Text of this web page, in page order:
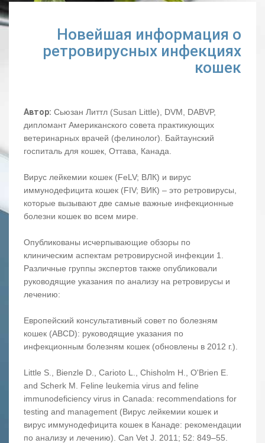
Новейшая информация о
ретровирусных инфекциях
кошек
Автор: Сьюзан Литтл (Susan Little), DVM, DABVP,
дипломант Американского совета практикующих
ветеринарных врачей (фелинолог). Байтаунский
госпиталь для кошек, Оттава, Канада.
Вирус лейкемии кошек (FeLV; ВЛК) и вирус
иммунодефицита кошек (FIV; ВИК) – это ретровирусы,
которые вызывают две самые важные инфекционные
болезни кошек во всем мире.
Опубликованы исчерпывающие обзоры по
клиническим аспектам ретровирусной инфекции 1.
Различные группы экспертов также опубликовали
руководящие указания по анализу на ретровирусы и
лечению:
Европейский консультативный совет по болезням
кошек (ABCD): руководящие указания по
инфекционным болезням кошек (обновлены в 2012 г.).
Little S., Bienzle D., Carioto L., Chisholm H., O'Brien E.
and Scherk M. Feline leukemia virus and feline
immunodeficiency virus in Canada: recommendations for
testing and management (Вирус лейкемии кошек и
вирус иммунодефицита кошек в Канаде: рекомендации
по анализу и лечению). Can Vet J. 2011; 52: 849–55.